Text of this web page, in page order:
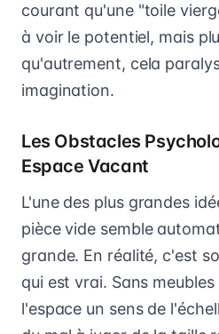
courant qu'une "toile
à voir le potentiel, mais
qu'autrement, cela
imagination.
Les Obstacles
Espace Vacant
L'une des plus grandes
pièce vide semble
grande. En réalité, c'est
qui est vrai. Sans
l'espace un sens de